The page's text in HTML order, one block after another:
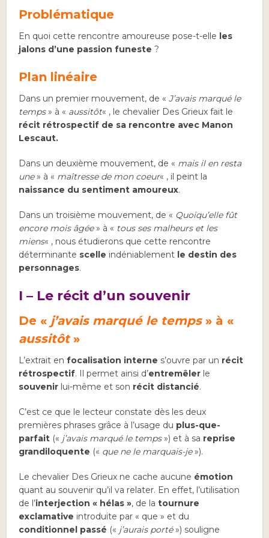
Problématique
En quoi cette rencontre amoureuse pose-t-elle les
jalons d’une passion funeste ?
Plan linéaire
Dans un premier mouvement, de «J’avais marqué le
temps» à « aussitôt« , le chevalier Des Grieux fait le
récit rétrospectif de sa rencontre avec Manon
Lescaut.
Dans un deuxième mouvement, de « mais il en resta
une» à « maîtresse de mon coeur« , il peint la
naissance du sentiment amoureux.
Dans un troisième mouvement, de « Quoiqu’elle fût
encore mois âgée» à « tous ses malheurs et les
miens« , nous étudierons que cette rencontre
déterminante scelle indéniablement le destin des
personnages.
I – Le récit d’un souvenir
De « j’avais marqué le temps» à «
aussitôt»
L’extrait enfocalisation interne s’ouvre par un récit
rétrospectif. Il permet ainsi d’entremêler le
souvenir lui-même et son récit distancié.
C’est ce que le lecteur constate dès les deux
premières phrases grâce à l’usage du plus-que-
parfait (« j’avais marqué le temps») et à sa reprise
grandiloquente (« que ne le marquais-je»).
Le chevalier Des Grieux ne cache aucune émotion
quant au souvenir qu’il va relater. En effet, l’utilisation
de l’interjection « hélas », de latournure
exclamative introduite par « que » et du
conditionnel passé (« j’aurais porté») souligne